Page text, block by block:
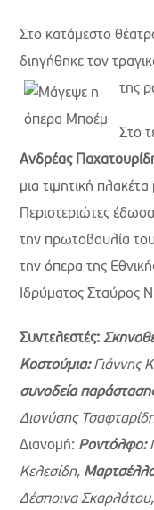
Στο κατάμεστο
διηγήθηκε τον
της
Στο
Ανδρέας
μια τιμητική
Περιστεριώτες
την πρωτοβουλία
την όπερα της
Ιδρύματος Σταύρος
Συντελεστές:
Κοστούμια:Γιάννης
συνοδεία
Διονύσης
Διανομή: Ροντόλφο:
Κελεσίδη,
Δέσποινα